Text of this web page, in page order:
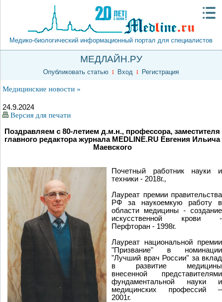
Медико-биологический информационный портал для специалистов
МЕДЛАЙН.РУ
Опубликовать статью Вход Регистрация
Медицинские новости »
24.9.2024
Версия для печати
Поздравляем с 80-летием д.м.н., профессора, заместителя
главного редактора журнала MEDLINE.RU Евгения Ильича
Маевского
Почетный работник науки и
техники - 2018г.,
Лауреат премии правительства
РФ за наукоемкую работу в
области медицины - создание
искусственной крови -
Перфторан - 1998г.
Лауреат национальной премии
"Призвание" в номинации
"Лучший врач России" за вклад
в развитие медицины
внесенной представителями
фундаментальной науки и
медицинских профессий –
2001г.